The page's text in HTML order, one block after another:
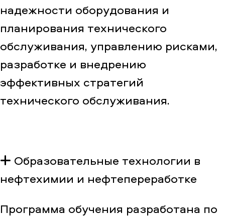
надежности оборудования и
планирования технического
обслуживания, управлению рисками,
разработке и внедрению
эффективных стратегий
технического обслуживания.
Образовательные технологии в
нефтехимии и нефтепереработке
Программа обучения разработана по